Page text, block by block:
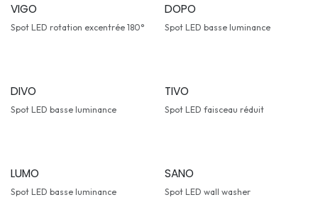
VIGO
Spot LED rotation excentrée 180°
DOPO
Spot LED basse luminance
DIVO
Spot LED basse luminance
TIVO
Spot LED faisceau réduit
LUMO
Spot LED basse luminance
SANO
Spot LED wall washer